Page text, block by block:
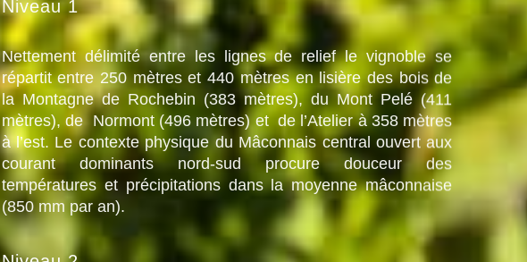
Niveau 1
Nettement délimité entre les lignes de relief le vignoble se
répartit entre 250 mètres et 440 mètres en lisière des bois de
la Montagne de Rochebin (383 mètres), du Mont Pelé (411
mètres), de Normont (496 mètres) et de l’Atelier à 358 mètres
à l’est. Le contexte physique du Mâconnais central ouvert aux
courant dominants nord-sud procure douceur des
températures et précipitations dans la moyenne mâconnaise
(850 mm par an).